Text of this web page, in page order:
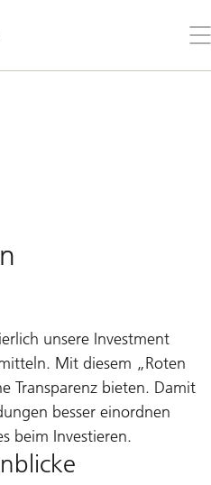
Sie
unsere Investment
Mit diesem „Roten
Transparenz bieten. Damit
besser einordnen
beim Investieren.